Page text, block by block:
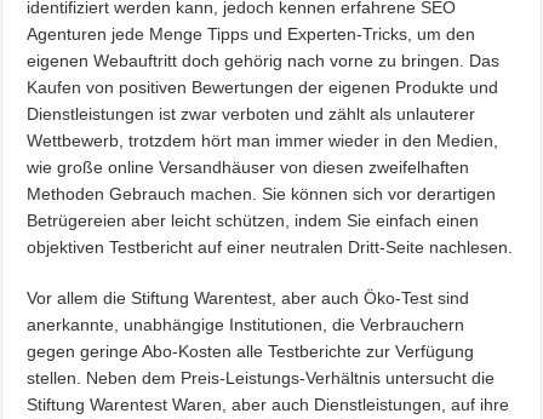
identifiziert werden kann, jedoch kennen erfahrene SEO
Agenturen jede Menge Tipps und Experten-Tricks, um den
eigenen Webauftritt doch gehörig nach vorne zu bringen. Das
Kaufen von positiven Bewertungen der eigenen Produkte und
Dienstleistungen ist zwar verboten und zählt als unlauterer
Wettbewerb, trotzdem hört man immer wieder in den Medien,
wie große online Versandhäuser von diesen zweifelhaften
Methoden Gebrauch machen. Sie können sich vor derartigen
Betrügereien aber leicht schützen, indem Sie einfach einen
objektiven Testbericht auf einer neutralen Dritt-Seite nachlesen.
Vor allem die Stiftung Warentest, aber auch Öko-Test sind
anerkannte, unabhängige Institutionen, die Verbrauchern
gegen geringe Abo-Kosten alle Testberichte zur Verfügung
stellen. Neben dem Preis-Leistungs-Verhältnis untersucht die
Stiftung Warentest Waren, aber auch Dienstleistungen, auf ihre